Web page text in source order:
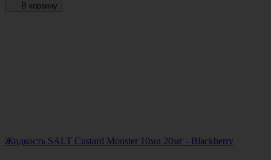
В корзину
Жидкость SALT Custard Monster 10мл 20мг - Blackberry